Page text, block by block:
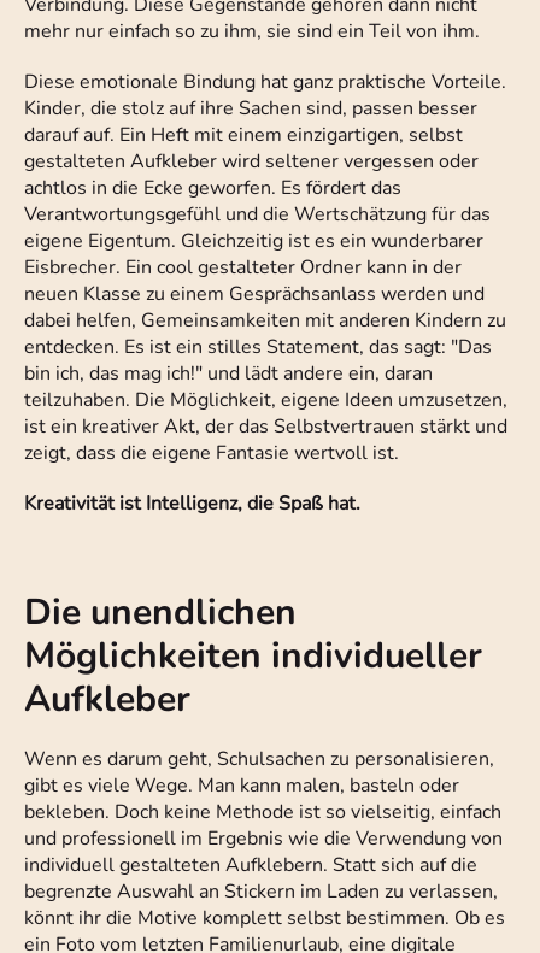
mehr nur einfach so zu ihm, sie sind ein Teil von ihm.
Diese emotionale Bindung hat ganz praktische Vorteile.
Kinder, die stolz auf ihre Sachen sind, passen besser
darauf auf. Ein Heft mit einem einzigartigen, selbst
gestalteten Aufkleber wird seltener vergessen oder
achtlos in die Ecke geworfen. Es fördert das
Verantwortungsgefühl und die Wertschätzung für das
eigene Eigentum. Gleichzeitig ist es ein wunderbarer
Eisbrecher. Ein cool gestalteter Ordner kann in der
neuen Klasse zu einem Gesprächsanlass werden und
dabei helfen, Gemeinsamkeiten mit anderen Kindern zu
entdecken. Es ist ein stilles Statement, das sagt: "Das
bin ich, das mag ich!" und lädt andere ein, daran
teilzuhaben. Die Möglichkeit, eigene Ideen umzusetzen,
ist ein kreativer Akt, der das Selbstvertrauen stärkt und
zeigt, dass die eigene Fantasie wertvoll ist.
Kreativität ist Intelligenz, die Spaß hat.
Die unendlichen
Möglichkeiten individueller
Aufkleber
Wenn es darum geht, Schulsachen zu personalisieren,
gibt es viele Wege. Man kann malen, basteln oder
bekleben. Doch keine Methode ist so vielseitig, einfach
und professionell im Ergebnis wie die Verwendung von
individuell gestalteten Aufklebern. Statt sich auf die
begrenzte Auswahl an Stickern im Laden zu verlassen,
könnt ihr die Motive komplett selbst bestimmen. Ob es
ein Foto vom letzten Familienurlaub, eine digitale